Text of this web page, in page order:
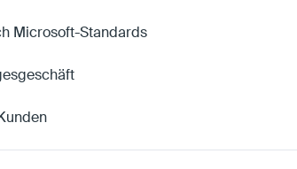
Microsoft-Standards